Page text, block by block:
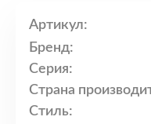
Артикул:
Бренд:
Серия:
Страна
Стиль: